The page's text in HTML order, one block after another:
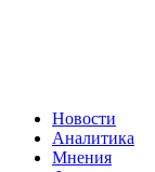
Новости
Аналитика
Мнения